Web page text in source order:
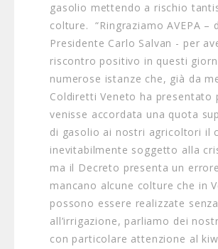
gasolio mettendo a rischio
colture. “Ringraziamo AVEPA –
Presidente Carlo Salvan - per
riscontro positivo in questi
numerose istanze che, già da
Coldiretti Veneto ha presentato
venisse accordata una quota
di gasolio ai nostri agricoltori il
inevitabilmente soggetto alla
ma il Decreto presenta un
mancano alcune colture che in
possono essere realizzate
all’irrigazione, parliamo dei
con particolare attenzione al